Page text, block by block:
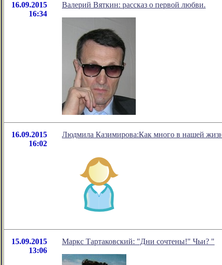
16.09.2015
16:34
Валерий Вяткин: рассказ о первой любви.
16.09.2015
16:02
Людмила Казимирова:Как много в нашей
15.09.2015
13:06
Маркс Тартаковский: "Дни сочтены!" Чьи? "